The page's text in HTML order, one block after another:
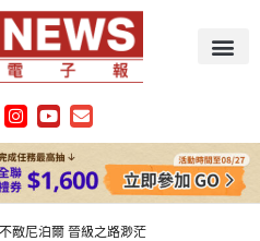
敵尼泊爾 晉級之路渺茫